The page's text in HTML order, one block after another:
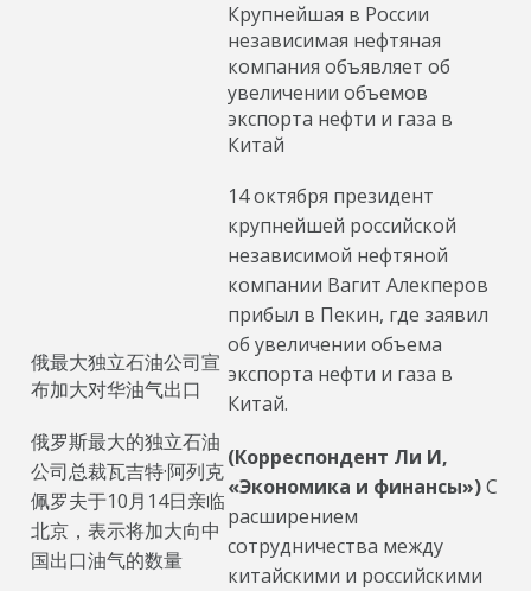
俄最大独立石油公司宣
布加大对华油气出口
俄罗斯最大的独立石油
公司总裁瓦吉特·阿列克
佩罗夫于10月14日亲临
北京，表示将加大向中
国出口油气的数量
Крупнейшая в России
независимая нефтяная
компания объявляет об
увеличении объемов
экспорта нефти и газа в
Китай
14 октября президент
крупнейшей российской
независимой нефтяной
компании Вагит Алекперов
прибыл в Пекин, где заявил
об увеличении объема
экспорта нефти и газа в
Китай.
(Корреспондент Ли И,
«Экономика и финансы»)С
расширением
сотрудничества между
китайскими и российскими